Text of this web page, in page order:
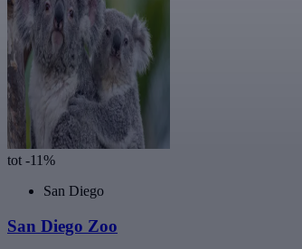
tot -11%
San Diego
San Diego Zoo